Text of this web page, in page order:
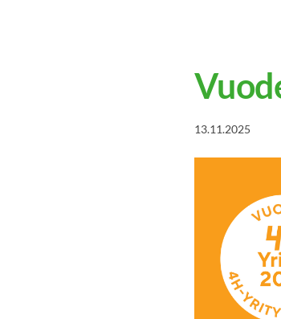
13.11.2025